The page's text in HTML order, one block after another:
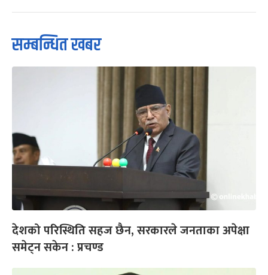
सम्बन्धित खबर
देशको परिस्थिति सहज छैन, सरकारले जनताका अपेक्षा
समेट्न सकेन : प्रचण्ड